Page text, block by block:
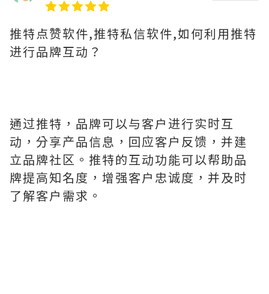
推特点赞软件,推特私信软件,如何利用推特
进行品牌互动？
通过推特，品牌可以与客户进行实时互
动，分享产品信息，回应客户反馈，并建
立品牌社区。推特的互动功能可以帮助品
牌提高知名度，增强客户忠诚度，并及时
了解客户需求。